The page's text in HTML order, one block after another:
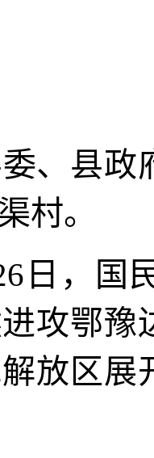
、县政
村。
日，国
攻鄂豫
放区